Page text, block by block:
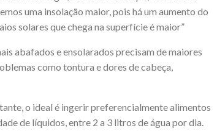
uma insolação maior, pois há um aumento do
solares que chega na superfície é maior”
abafados e ensolarados precisam de maiores
como tontura e dores de cabeça,
o ideal é ingerir preferencialmente alimentos
de líquidos, entre 2 a 3 litros de água por dia.